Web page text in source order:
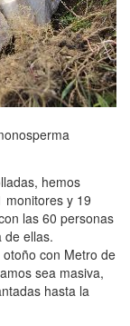
hemos
monitores y 19
las 60 personas
de ellas.
con Metro de
sea masiva,
hasta la